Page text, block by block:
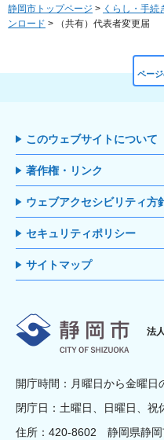
静岡市トップページ > くらし・手続
ンロード > （共有）代表者変更届
ペー
このウェブサイトについて
著作権・リンク
ウェブアクセシビリティ方
セキュリティポリシー
サイトマップ
静
法
開庁時間：月曜日から金曜
閉庁日：土曜日、日曜日、
住所：420-8602 静岡県静岡